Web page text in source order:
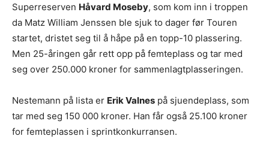
Superreserven Håvard Moseby, som kom inn i troppen
da Matz William Jenssen ble sjuk to dager før Touren
startet, dristet seg til å håpe på en topp-10 plassering.
Men 25-åringen går rett opp på femteplass og tar med
seg over 250.000 kroner for sammenlagtplasseringen.
Nestemann på lista er Erik Valnes på sjuendeplass, som
tar med seg 150 000 kroner. Han får også 25.100 kroner
for femteplassen i sprintkonkurransen.